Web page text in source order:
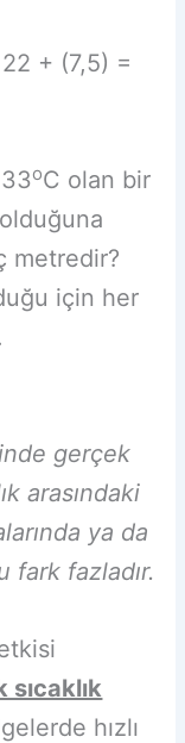
+ (7,5) =
33oC olan bir
metredir?
için her
gerçek
arasındaki
ya da
fark fazladır.
sıcaklık
hızlı